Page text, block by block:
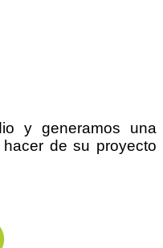
y generamos una
de su proyecto